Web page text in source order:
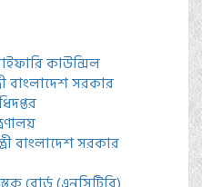
কাউন্সিল
বাংলাদেশ সরকার
বাংলাদেশ সরকার